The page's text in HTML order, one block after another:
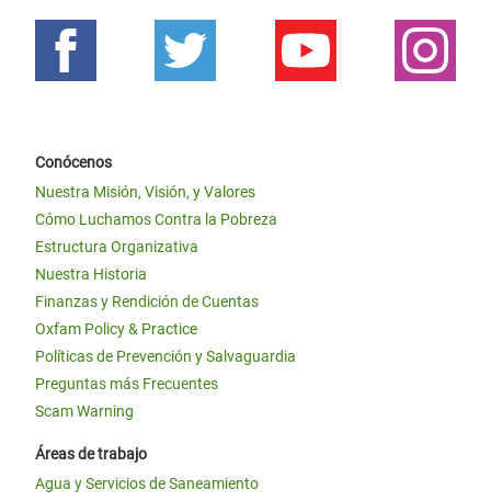
Conócenos
Nuestra Misión, Visión, y Valores
Cómo Luchamos Contra la Pobreza
Estructura Organizativa
Nuestra Historia
Finanzas y Rendición de Cuentas
Oxfam Policy & Practice
Políticas de Prevención y Salvaguardia
Preguntas más Frecuentes
Scam Warning
Áreas de trabajo
Agua y Servicios de Saneamiento